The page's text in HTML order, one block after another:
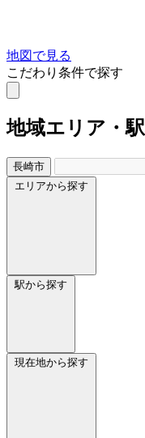
地図で見る
こだわり条件で探す
地域エリア・駅
長崎市
エリアから探す
駅から探す
現在地から探す